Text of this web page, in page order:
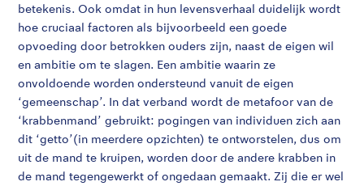
betekenis. Ook omdat in hun levensverhaal duidelijk wordt
hoe cruciaal factoren als bijvoorbeeld een goede
opvoeding door betrokken ouders zijn, naast de eigen wil
en ambitie om te slagen. Een ambitie waarin ze
onvoldoende worden ondersteund vanuit de eigen
‘gemeenschap’. In dat verband wordt de metafoor van de
‘krabbenmand’ gebruikt: pogingen van individuen zich aan
dit ‘getto’(in meerdere opzichten) te ontworstelen, dus om
uit de mand te kruipen, worden door de andere krabben in
de mand tegengewerkt of ongedaan gemaakt. Zij die er wel